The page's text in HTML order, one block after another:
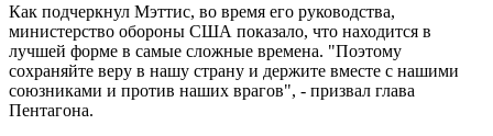
Как подчеркнул Мэттис, во время его руководства,
министерство обороны США показало, что находится в
лучшей форме в самые сложные времена. "Поэтому
сохраняйте веру в нашу страну и держите вместе с нашими
союзниками и против наших врагов", - призвал глава
Пентагона.